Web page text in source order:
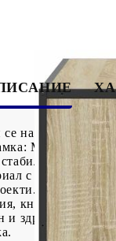
насладете на
Металната
и
с гладка
книги, DVD
и здрав плот: